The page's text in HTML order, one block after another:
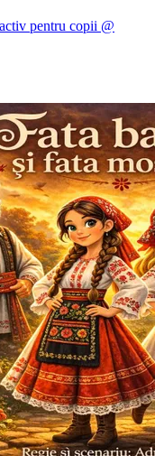
pentru copii @